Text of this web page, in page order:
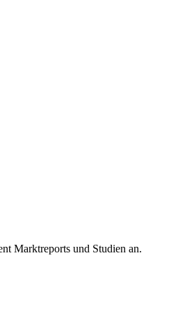
Marktreports und Studien an.